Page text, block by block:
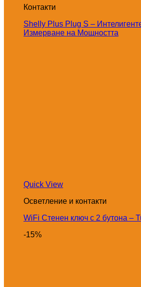
Контакти
Shelly Plus Plug S –
Измерване на Мощността
Quick View
Осветление и контакти
WiFi Стенен ключ с 2 бутона –
-15%